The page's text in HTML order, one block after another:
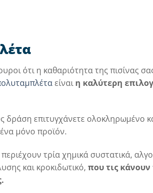
ότι η καθαριότητα της πισίνας
είναι η καλύτερη
δράση επιτυγχάνετε ολοκληρωμένο
μόνο προϊόν.
τρία χημικά συστατικά,
και κροκιδωτικό, που τις κάνουν